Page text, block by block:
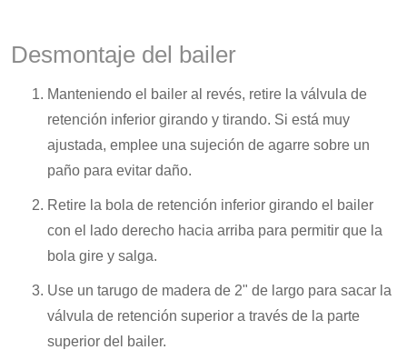
Desmontaje del bailer
Manteniendo el bailer al revés, retire la válvula de
retención inferior girando y tirando. Si está muy
ajustada, emplee una sujeción de agarre sobre un
paño para evitar daño.
Retire la bola de retención inferior girando el bailer
con el lado derecho hacia arriba para permitir que la
bola gire y salga.
Use un tarugo de madera de 2" de largo para sacar la
válvula de retención superior a través de la parte
superior del bailer.